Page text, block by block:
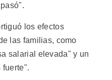
los efectos
las familias, como
salarial elevada" y un
fuerte".